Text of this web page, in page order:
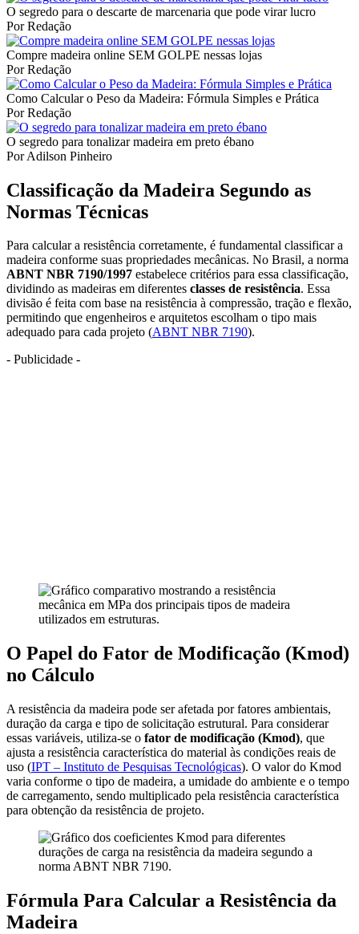
O segredo para o descarte de marcenaria que pode virar lucro
Por Redação
Compre madeira online SEM GOLPE nessas lojas
Por Redação
Como Calcular o Peso da Madeira: Fórmula Simples e Prática
Por Redação
O segredo para tonalizar madeira em preto ébano
Por Adilson Pinheiro
Classificação da Madeira Segundo as
Normas Técnicas
Para calcular a resistência corretamente, é fundamental classificar a
madeira conforme suas propriedades mecânicas. No Brasil, a norma
ABNT NBR 7190/1997 estabelece critérios para essa classificação,
dividindo as madeiras em diferentes classes de resistência. Essa
divisão é feita com base na resistência à compressão, tração e flexão,
permitindo que engenheiros e arquitetos escolham o tipo mais
adequado para cada projeto (ABNT NBR 7190).
- Publicidade -
O Papel do Fator de Modificação (Kmod)
no Cálculo
A resistência da madeira pode ser afetada por fatores ambientais,
duração da carga e tipo de solicitação estrutural. Para considerar
essas variáveis, utiliza-se o fator de modificação (Kmod), que
ajusta a resistência característica do material às condições reais de
uso (IPT – Instituto de Pesquisas Tecnológicas). O valor do Kmod
varia conforme o tipo de madeira, a umidade do ambiente e o tempo
de carregamento, sendo multiplicado pela resistência característica
para obtenção da resistência de projeto.
Fórmula Para Calcular a Resistência da
Madeira